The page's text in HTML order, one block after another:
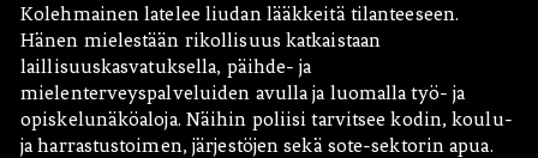
Kolehmainen latelee liudan lääkkeitä tilanteeseen.
Hänen mielestään rikollisuus katkaistaan
laillisuuskasvatuksella, päihde- ja
mielenterveyspalveluiden avulla ja luomalla työ- ja
opiskelunäköaloja. Näihin poliisi tarvitsee kodin, koulu-
ja harrastustoimen, järjestöjen sekä sote-sektorin apua.